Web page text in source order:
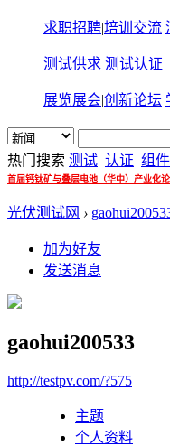
求职招聘|培训交流
测试供求 测试认证
展览展会|创新论坛
热门搜索 测试 认证 组件
首届钙钛矿与叠层电池（华中）产业化
光伏测试网 ›
加为好友
发送消息
gaohui200533
http://testpv.com/?575
主题
个人资料